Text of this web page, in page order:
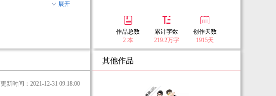
展开
更新时间：2021-12-31 09:18:00
作品总数
2 本
累计字数
219.2万字
创作天数
1915天
其他作品